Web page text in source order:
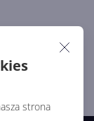
strona